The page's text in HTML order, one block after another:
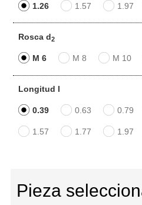
1.26 1.57 1.97
Rosca d2
M 6 M 8 M 10
Longitud l
0.39 0.63 0.79
1.57 1.77 1.97
Pieza